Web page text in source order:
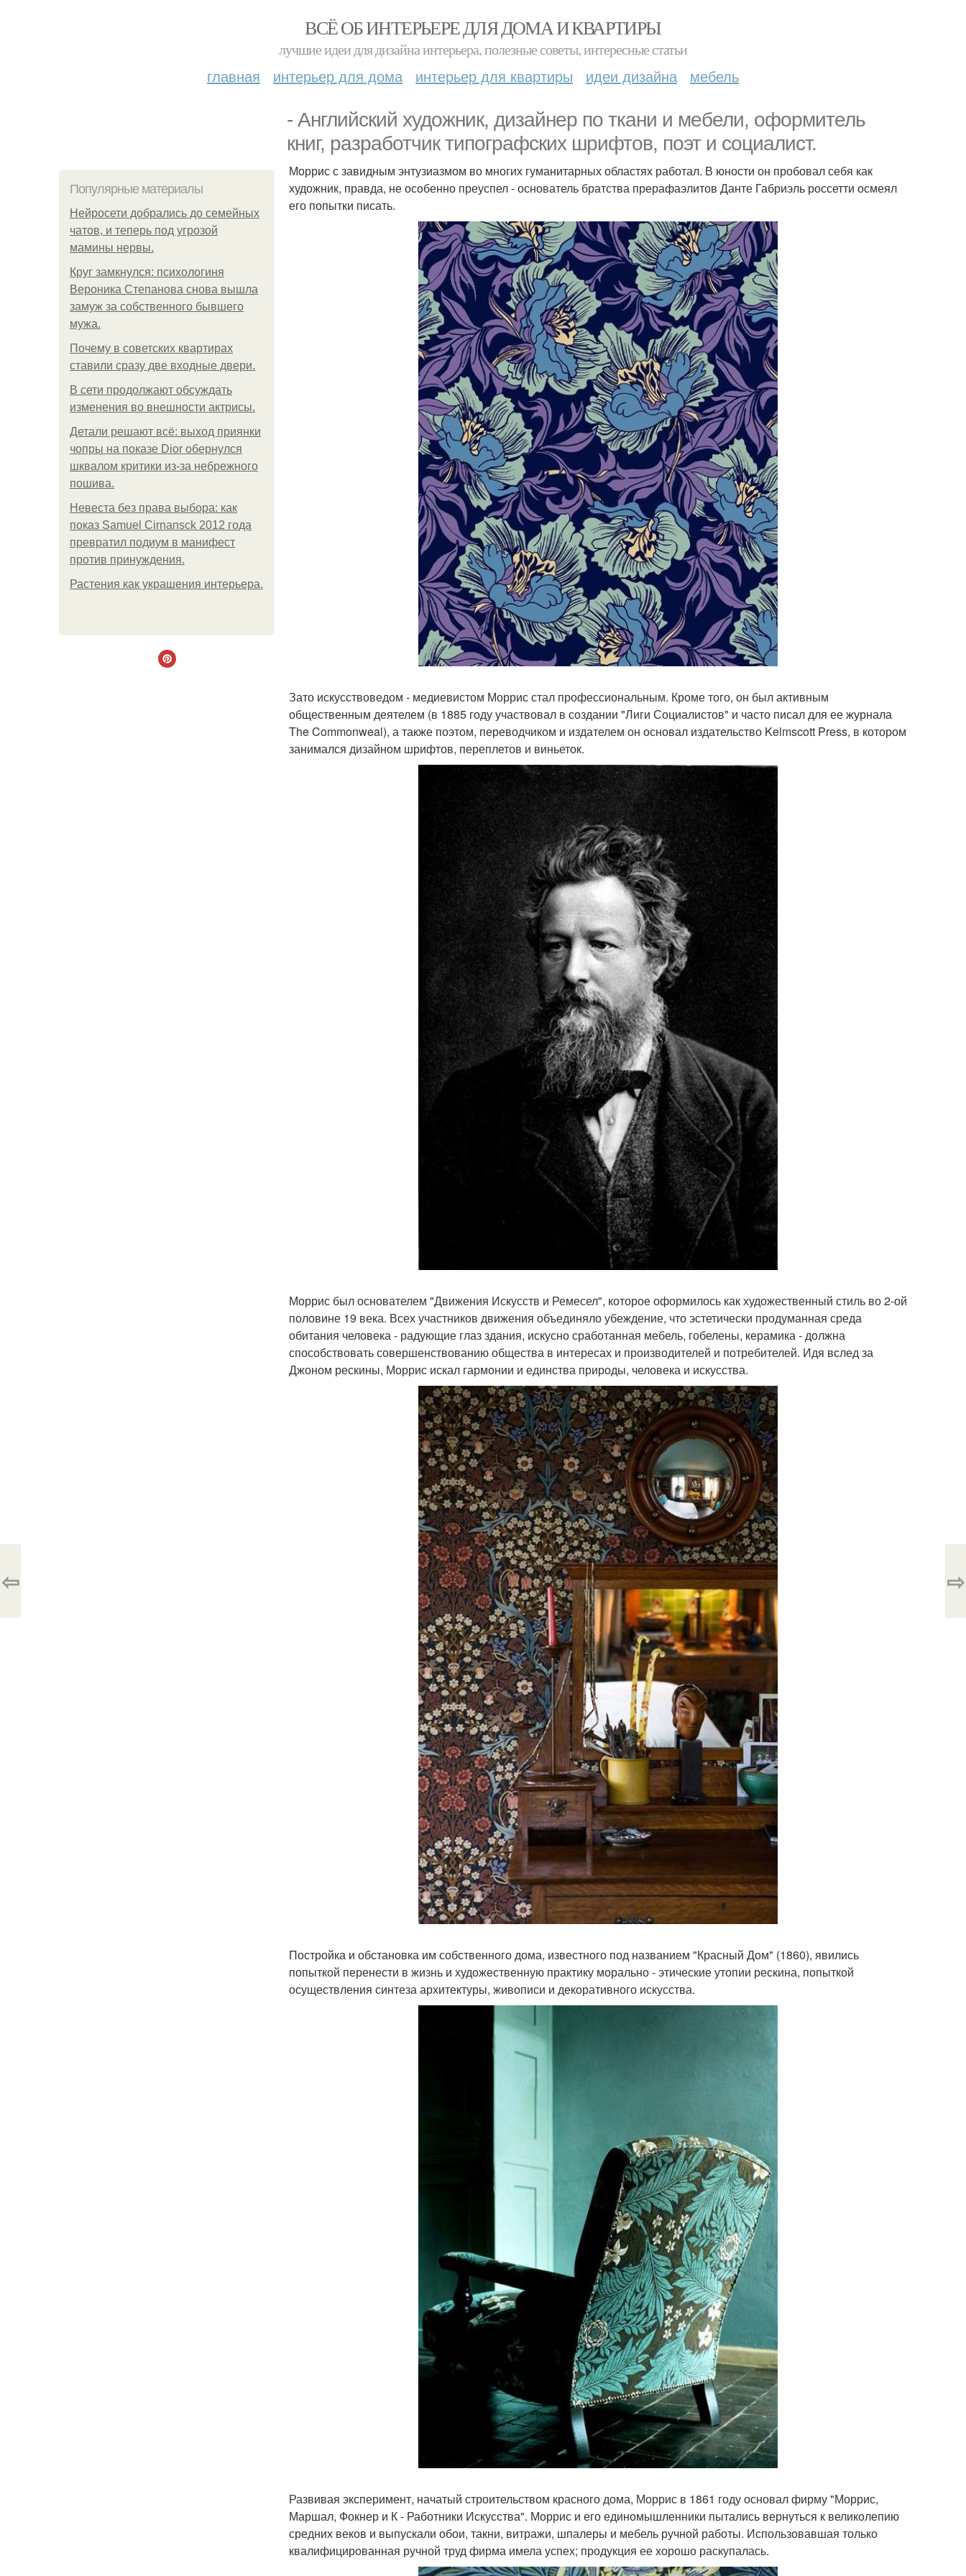
ВСЁ ОБ ИНТЕРЬЕРЕ ДЛЯ ДОМА И КВАРТИРЫ
лучшие идеи для дизайна интерьера, полезные советы, интересные статьи
главная интерьер для дома интерьер для квартиры идеи дизайна мебель
- Английский художник, дизайнер по ткани и мебели, оформитель
книг, разработчик типографских шрифтов, поэт и социалист.
Популярные материалы
Нейросети добрались до семейных
чатов, и теперь под угрозой
мамины нервы.
Круг замкнулся: психологиня
Вероника Степанова снова вышла
замуж за собственного бывшего
мужа.
Почему в советских квартирах
ставили сразу две входные двери.
В сети продолжают обсуждать
изменения во внешности актрисы.
Детали решают всё: выход приянки
чопры на показе Dior обернулся
шквалом критики из-за небрежного
пошива.
Невеста без права выбора: как
показ Samuel Cirnansck 2012 года
превратил подиум в манифест
против принуждения.
Растения как украшения интерьера.
Моррис с завидным энтузиазмом во многих гуманитарных областях работал. В юности он пробовал себя как
художник, правда, не особенно преуспел - основатель братства прерафаэлитов Данте Габриэль россетти осмеял
его попытки писать.
Зато искусствоведом - медиевистом Моррис стал профессиональным. Кроме того, он был активным
общественным деятелем (в 1885 году участвовал в создании "Лиги Социалистов" и часто писал для ее журнала
The Commonweal), а также поэтом, переводчиком и издателем он основал издательство Kelmscott Press, в котором
занимался дизайном шрифтов, переплетов и виньеток.
Моррис был основателем "Движения Искусств и Ремесел", которое оформилось как художественный стиль во 2-ой
половине 19 века. Всех участников движения объединяло убеждение, что эстетически продуманная среда
обитания человека - радующие глаз здания, искусно сработанная мебель, гобелены, керамика - должна
способствовать совершенствованию общества в интересах и производителей и потребителей. Идя вслед за
Джоном рескины, Моррис искал гармонии и единства природы, человека и искусства.
Постройка и обстановка им собственного дома, известного под названием "Красный Дом" (1860), явились
попыткой перенести в жизнь и художественную практику морально - этические утопии рескина, попыткой
осуществления синтеза архитектуры, живописи и декоративного искусства.
Развивая эксперимент, начатый строительством красного дома, Моррис в 1861 году основал фирму "Моррис,
Маршал, Фокнер и К - Работники Искусства". Моррис и его единомышленники пытались вернуться к великолепию
средних веков и выпускали обои, такни, витражи, шпалеры и мебель ручной работы. Использовавшая только
квалифицированная ручной труд фирма имела успех; продукция ее хорошо раскупалась.
⇦ ⇨